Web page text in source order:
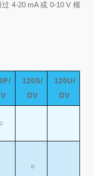
4-20 mA 或 0-10 V 模
120S/
DV
120U/
DV
○